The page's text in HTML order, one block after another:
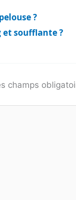
?
et soufflante ?
champs